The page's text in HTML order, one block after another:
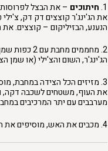
1. חיתוכים – את הבצל
את הג'ינג'ר קוצצים דק דק,
הנענע, הבזיליקום – קוצצים.
2. מחממים
הג'ינג'ר, השום והצ'ילי (או שמן
3. מזיזים הכל הצידה במחבת,
את העוף, משטחים לשכבה דקה,
מערבבים עם יתר המרכיבים
4. מכבים את האש, מוסיפים את הסויה , הדבש והירוקים, מערבבים. מניחים לצינון